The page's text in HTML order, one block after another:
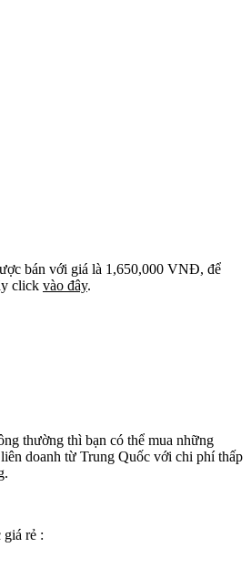
bán với giá là 1,650,000 VNĐ, để
click vào đây.
thường thì bạn có thể mua những
doanh từ Trung Quốc với chi phí thấp
giá rẻ :